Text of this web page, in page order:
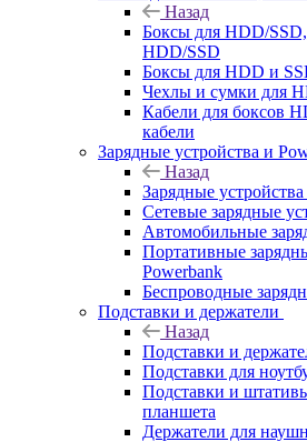
Назад
Боксы для HDD/
HDD/SSD
Боксы для HDD и
Чехлы и сумки для
Кабели для боксов
кабели
Зарядные устройства и
Назад
Зарядные
Сетевые зарядные
Автомобильные
Портативные
Powerbank
Беспроводные
Подставки и держатели
Назад
Подставки и
Подставки для
Подставки и
планшета
Держатели для